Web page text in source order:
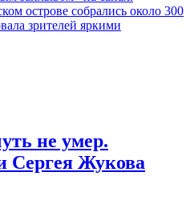
острове собрались около 300
зрителей яркими
не умер.
Сергея Жукова